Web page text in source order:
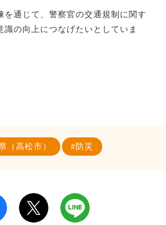
を通じて、警察官の交通規制に関す
識の向上につなげたいとしていま
（高松市） 防災